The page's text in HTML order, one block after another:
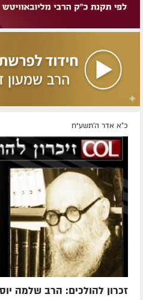
כ"א אדר ה׳תשע״ח
זכרון להולכים: הרב שלמה